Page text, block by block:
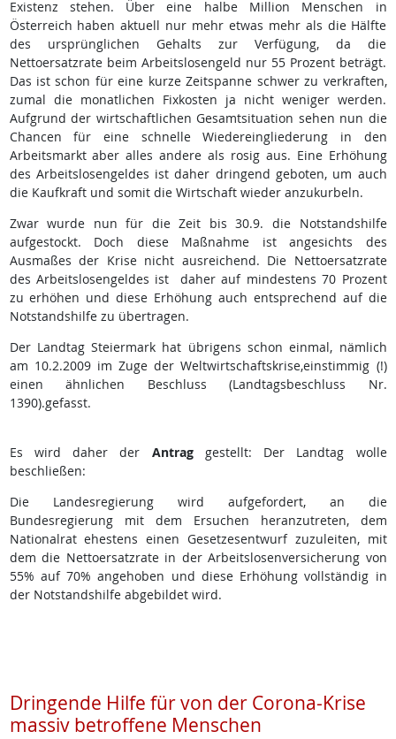
Existenz stehen. Über eine halbe Million Menschen in
Österreich haben aktuell nur mehr etwas mehr als die Hälfte
des ursprünglichen Gehalts zur Verfügung, da die
Nettoersatzrate beim Arbeitslosengeld nur 55 Prozent beträgt.
Das ist schon für eine kurze Zeitspanne schwer zu verkraften,
zumal die monatlichen Fixkosten ja nicht weniger werden.
Aufgrund der wirtschaftlichen Gesamtsituation sehen nun die
Chancen für eine schnelle Wiedereingliederung in den
Arbeitsmarkt aber alles andere als rosig aus. Eine Erhöhung
des Arbeitslosengeldes ist daher dringend geboten, um auch
die Kaufkraft und somit die Wirtschaft wieder anzukurbeln.
Zwar wurde nun für die Zeit bis 30.9. die Notstandshilfe
aufgestockt. Doch diese Maßnahme ist angesichts des
Ausmaßes der Krise nicht ausreichend. Die Nettoersatzrate
des Arbeitslosengeldes ist daher auf mindestens 70 Prozent
zu erhöhen und diese Erhöhung auch entsprechend auf die
Notstandshilfe zu übertragen.
Der Landtag Steiermark hat übrigens schon einmal, nämlich
am 10.2.2009 im Zuge der Weltwirtschaftskrise,einstimmig (!)
einen ähnlichen Beschluss (Landtagsbeschluss Nr.
1390).gefasst.
Es wird daher der Antrag gestellt: Der Landtag wolle
beschließen:
Die Landesregierung wird aufgefordert, an die
Bundesregierung mit dem Ersuchen heranzutreten, dem
Nationalrat ehestens einen Gesetzesentwurf zuzuleiten, mit
dem die Nettoersatzrate in der Arbeitslosenversicherung von
55% auf 70% angehoben und diese Erhöhung vollständig in
der Notstandshilfe abgebildet wird.
Dringende Hilfe für von der Corona-Krise
massiv betroffene Menschen